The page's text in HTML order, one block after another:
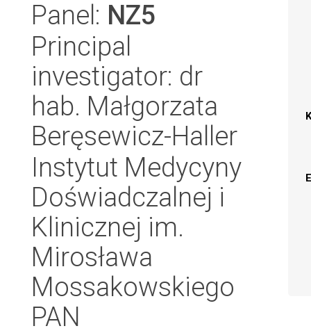
Panel: NZ5
Principal
investigator: dr
hab. Małgorzata
Beręsewicz-Haller
Instytut Medycyny
Doświadczalnej i
Klinicznej im.
Mirosława
Mossakowskiego
PAN